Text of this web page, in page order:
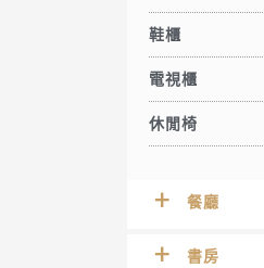
鞋櫃
電視櫃
休閒椅
餐廳
書房